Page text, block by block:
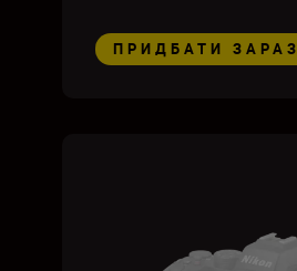
ПРИДБАТИ ЗАРАЗ